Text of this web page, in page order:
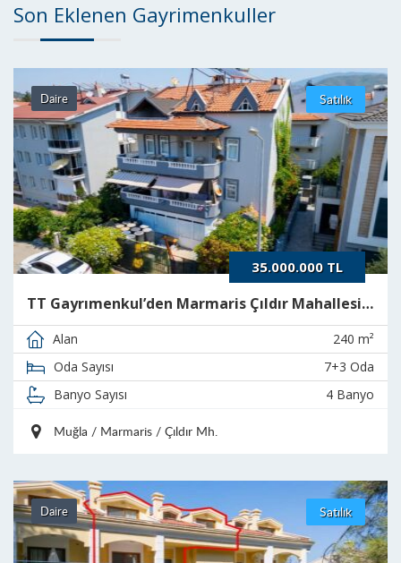
Son Eklenen Gayrimenkuller
Satılık
Daire
35.000.000 TL
TT Gayrımenkul’den Marmaris Çıldır Mahallesi’nde Satılık Komple Bina
Alan
240 m²
Oda Sayısı
7+3 Oda
Banyo Sayısı
4 Banyo
Muğla / Marmaris / Çıldır Mh.
Satılık
Daire